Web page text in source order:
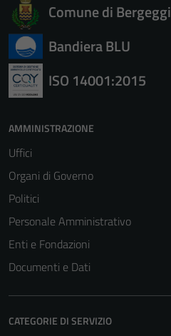
Comune di Bergeggi
Bandiera BLU
ISO 14001:2015
AMMINISTRAZIONE
Uffici
Organi di Governo
Politici
Personale Amministrativo
Enti e Fondazioni
Documenti e Dati
CATEGORIE DI SERVIZIO